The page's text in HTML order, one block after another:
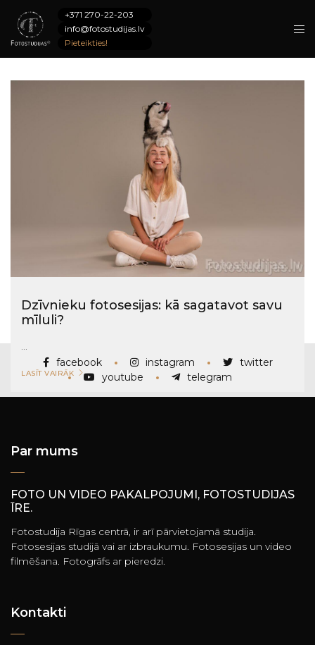
+371 270-22-203
info@fotostudijas.lv
Pieteikties!
Dzīvnieku fotosesijas: kā sagatavot savu
mīluli?
...
LASĪT VAIRĀK
facebook instagram
twitter
youtube
telegram
Par mums
FOTO UN VIDEO PAKALPOJUMI, FOTOSTUDIJAS
ĪRE.
Fotostudija Rīgas centrā, ir arī pārvietojamā studija.
Fotosesijas studijā vai ar izbraukumu. Fotosesijas un video
filmēšana. Fotogrāfs ar pieredzi.
Kontakti